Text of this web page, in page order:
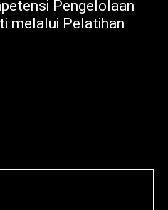
Pengelolaan
melalui Pelatihan